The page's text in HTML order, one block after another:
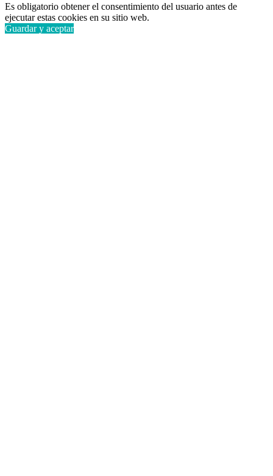
Es obligatorio obtener el consentimiento del usuario antes de
ejecutar estas cookies en su sitio web.
Guardar y aceptar